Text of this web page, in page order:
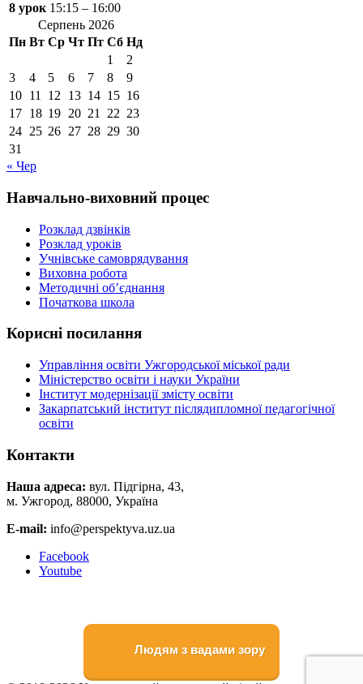
8 урок 15:15 – 16:00
Серпень 2026
Пн Вт Ср Чт Пт Сб Нд
1
2
3
4 5 6 7 8
9
10 11 12 13 14 15 16
17 18 19 20 21 22 23
24 25 26 27 28 29 30
31
« Чер
Навчально-виховний процес
Розклад дзвінків
Розклад уроків
Учнівське самоврядування
Виховна робота
Методичні об’єднання
Початкова школа
Корисні посилання
Управління освіти Ужгородської міської ради
Міністерство освіти і науки України
Інститут модернізації змісту освіти
Закарпатський інститут післядипломної педагогічної
освіти
Контакти
Наша адреса: вул. Підгірна, 43,
м. Ужгород, 88000, Україна
E-mail: info@perspektyva.uz.ua
Faceboоk
Youtube
Людям з вадами зору